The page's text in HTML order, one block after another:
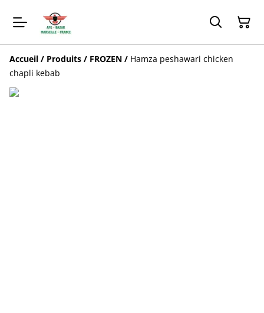
Accueil / Produits / FROZEN / Hamza peshawari chicken
chapli kebab